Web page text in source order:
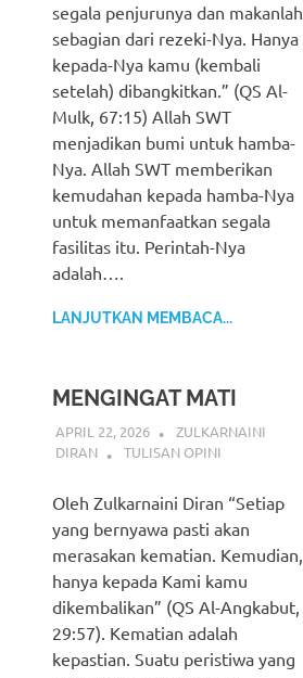
segala penjurunya dan makanlah
sebagian dari rezeki-Nya. Hanya
kepada-Nya kamu (kembali
setelah) dibangkitkan.” (QS Al-
Mulk, 67:15) Allah SWT
menjadikan bumi untuk hamba-
Nya. Allah SWT memberikan
kemudahan kepada hamba-Nya
untuk memanfaatkan segala
fasilitas itu. Perintah-Nya
adalah….
LANJUTKAN MEMBACA...
MENGINGAT MATI
APRIL 22, 2026
ZULKARNAINI
DIRAN
TULISAN OPINI
Oleh Zulkarnaini Diran “Setiap
yang bernyawa pasti akan
merasakan kematian. Kemudian,
hanya kepada Kami kamu
dikembalikan” (QS Al-Angkabut,
29:57). Kematian adalah
kepastian. Suatu peristiwa yang